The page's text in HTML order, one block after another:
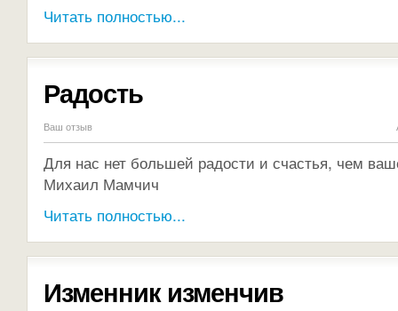
Читать полностью...
Радость
Ваш отзыв
Для нас нет большей радости и счастья, чем
Михаил Мамчич
Читать полностью...
Изменник изменчив